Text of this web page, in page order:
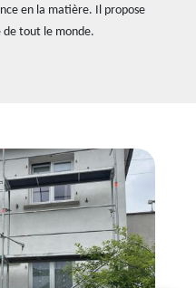
en la matière. Il propose
de tout le monde.